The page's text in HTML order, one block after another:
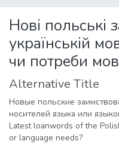
All of DSpace
Statistics
Нові польські
українській
чи потреби
Alternative Title
Новые польские
носителей языка или
Latest loanwords of the
or language needs?